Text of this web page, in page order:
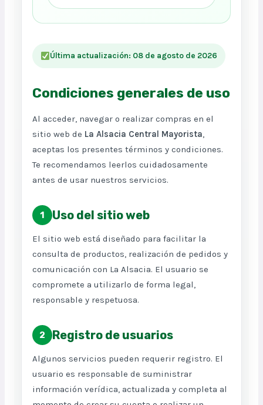
Última actualización: 08 de agosto de 2026
Condiciones generales de uso
Al acceder, navegar o realizar compras en el
sitio web de La Alsacia Central Mayorista,
aceptas los presentes términos y condiciones.
Te recomendamos leerlos cuidadosamente
antes de usar nuestros servicios.
1 Uso del sitio web
El sitio web está diseñado para facilitar la
consulta de productos, realización de pedidos y
comunicación con La Alsacia. El usuario se
compromete a utilizarlo de forma legal,
responsable y respetuosa.
2 Registro de usuarios
Algunos servicios pueden requerir registro. El
usuario es responsable de suministrar
información verídica, actualizada y completa al